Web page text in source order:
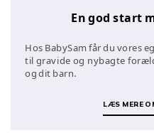
En god start
Hos BabySam får du vores
til gravide og nybagte
og dit barn.
LÆS MERE